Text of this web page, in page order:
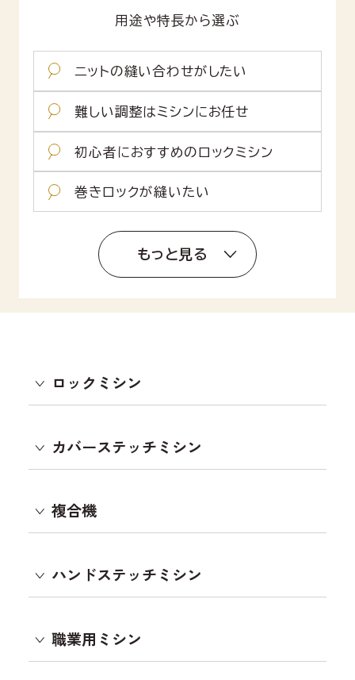
用途や特長から選ぶ
ニットの縫い合わせがしたい
難しい調整はミシンにお任せ
初心者におすすめのロックミシン
巻きロックが縫いたい
もっと見る
ロックミシン
カバーステッチミシン
複合機
ハンドステッチミシン
職業用ミシン